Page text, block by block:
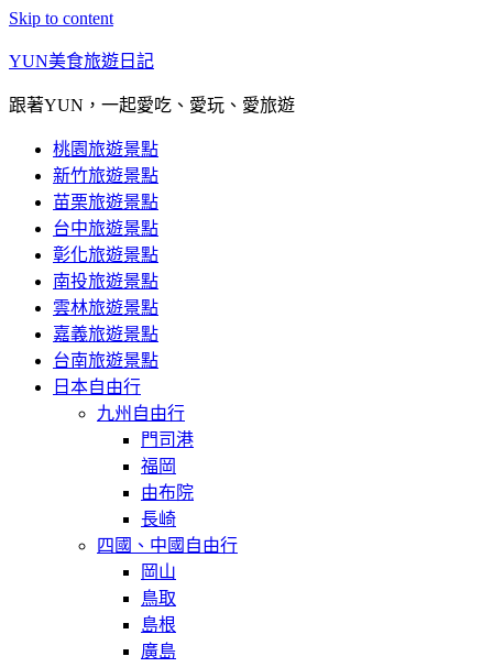
Skip to content
YUN美食旅遊日記
跟著YUN，一起愛吃、愛玩、愛旅遊
桃園旅遊景點
新竹旅遊景點
苗栗旅遊景點
台中旅遊景點
彰化旅遊景點
南投旅遊景點
雲林旅遊景點
嘉義旅遊景點
台南旅遊景點
日本自由行
九州自由行
門司港
福岡
由布院
長崎
四國、中國自由行
岡山
鳥取
島根
廣島